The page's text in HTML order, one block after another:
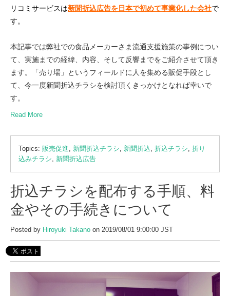
リコミサービスは新聞折込広告を日本で初めて事業化した会社で
す。
本記事では弊社での食品メーカーさま流通支援施策の事例につい
て、実施までの経緯、内容、そして反響までをご紹介させて頂き
ます。「売り場」というフィールドに人を集める販促手段とし
て、今一度新聞折込チラシを検討頂くきっかけとなれば幸いで
す。
Read More
Topics: 販売促進, 新聞折込チラシ, 新聞折込, 折込チラシ, 折り
込みチラシ, 新聞折込広告
折込チラシを配布する手順、料
金やその手続きについて
Posted by Hiroyuki Takano on 2019/08/01 9:00:00 JST